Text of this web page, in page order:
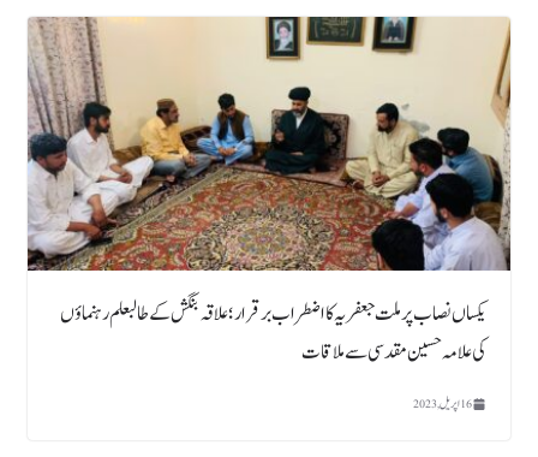
یکساں نصاب پر ملت جعفریہ کا اضطراب برقرار؛ علاقہ بنگش کے طالبعلم رہنماؤں
کی علامہ حسین مقدسی سے ملاقات
16 اپریل, 2023